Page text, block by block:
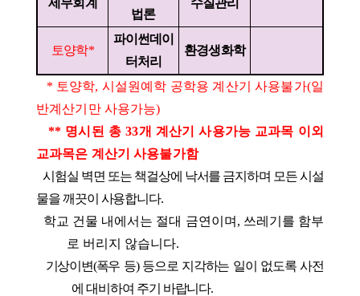
법론
토양학*
파이썬데이
터처리
환경생화학
* 토양학, 시설원예학 공학용 계산기 사용불가(일
반계산기만 사용가능)
** 명시된 총33개 계산기 사용가능 교과목 이외
교과목은 계산기 사용불가함
시험실 벽면 또는 책걸상에 낙서를 금지하며 모든 시설
물을 깨끗이 사용합니다.
학교 건물 내에서는 절대 금연이며 , 쓰레기를 함부
로 버리지 않습니다.
기상이변(폭우 등) 등으로 지각하는 일이 없도록 사전
에 대비하여 주기 바랍니다.